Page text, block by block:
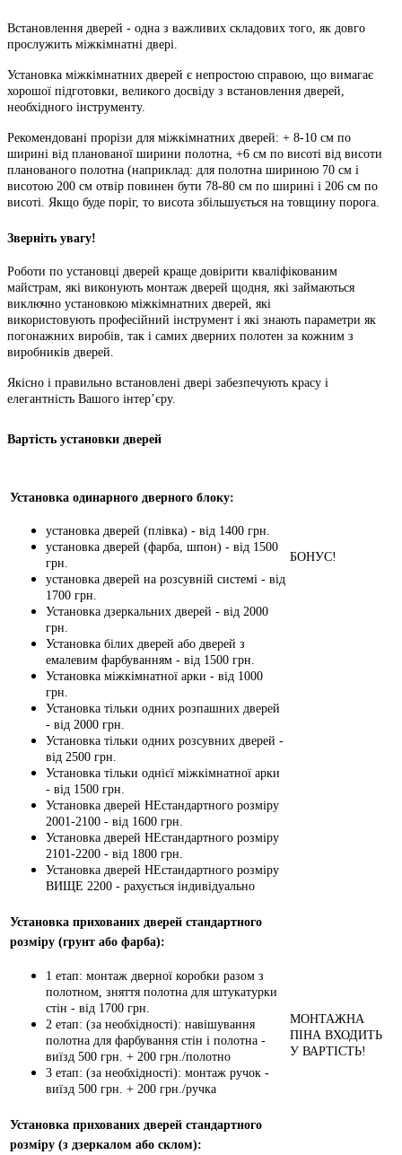
Встановлення дверей - одна з важливих складових того, як довго
прослужить міжкімнатні двері.
Установка міжкімнатних дверей є непростою справою, що вимагає
хорошої підготовки, великого досвіду з встановлення дверей,
необхідного інструменту.
Рекомендовані прорізи для міжкімнатних дверей: + 8-10 см по
ширині від планованої ширини полотна, +6 см по висоті від висоти
планованого полотна (наприклад: для полотна шириною 70 см і
висотою 200 см отвір повинен бути 78-80 см по ширині і 206 см по
висоті. Якщо буде поріг, то висота збільшується на товщину порога.
Зверніть увагу!
Роботи по установці дверей краще довірити кваліфікованим
майстрам, які виконують монтаж дверей щодня, які займаються
виключно установкою міжкімнатних дверей, які
використовують професійний інструмент і які знають параметри як
погонажних виробів, так і самих дверних полотен за кожним з
виробників дверей.
Якісно і правильно встановлені двері забезпечують красу і
елегантність Вашого інтер’єру.
Вартість установки дверей
Установка одинарного дверного блоку:
установка дверей (плівка) - від 1400 грн.
установка дверей (фарба, шпон) - від 1500
грн.
установка дверей на розсувній системі - від
1700 грн.
Установка дзеркальних дверей - від 2000
грн.
Установка білих дверей або дверей з
емалевим фарбуванням - від 1500 грн.
Установка міжкімнатної арки - від 1000
грн.
Установка тільки одних розпашних дверей
- від 2000 грн.
Установка тільки одних розсувних дверей -
від 2500 грн.
Установка тільки однієї міжкімнатної арки
- від 1500 грн.
Установка дверей НЕстандартного розміру
2001-2100 - від 1600 грн.
Установка дверей НЕстандартного розміру
2101-2200 - від 1800 грн.
Установка дверей НЕстандартного розміру
ВИЩЕ 2200 - рахується індивідуально
Установка прихованих дверей стандартного
розміру (грунт або фарба):
1 етап: монтаж дверної коробки разом з
полотном, зняття полотна для штукатурки
стін - від 1700 грн.
2 етап: (за необхідності): навішування
полотна для фарбування стін і полотна -
виїзд 500 грн. + 200 грн./полотно
3 етап: (за необхідності): монтаж ручок -
виїзд 500 грн. + 200 грн./ручка
Установка прихованих дверей стандартного
розміру (з дзеркалом або склом):
БОНУС!
МОНТАЖНА
ПІНА ВХОДИТЬ
У ВАРТІСТЬ!